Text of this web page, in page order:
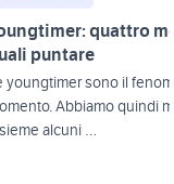
quattro
puntare
youngtimer sono il
Abbiamo quindi
alcuni …